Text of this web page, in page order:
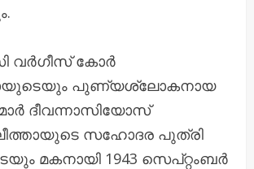
വർഗീസ് കോർ
പുണ്യശ്ലോകനായ
ദീവന്നാസിയോസ്
സഹോദര പുത്രി
മകനായി 1943 സെപ്റ്റംബർ